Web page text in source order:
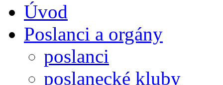
Úvod
Poslanci a orgány
poslanci
poslanecké kluby